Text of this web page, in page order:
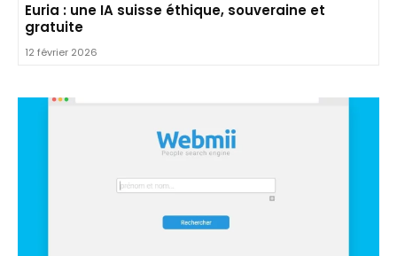
Euria : une IA suisse éthique, souveraine et
gratuite
12 février 2026